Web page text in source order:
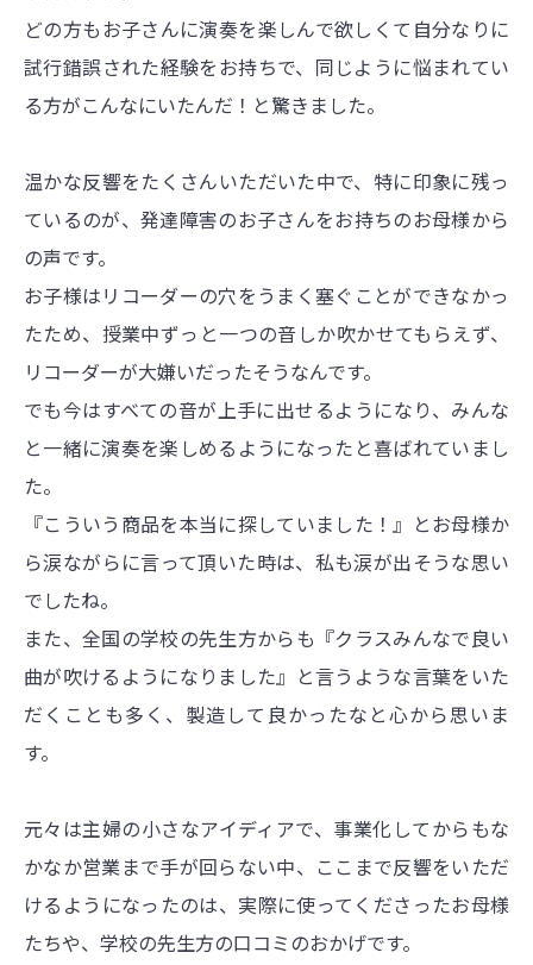
どの方もお子さんに演奏を楽しんで欲しくて自分なりに
試行錯誤された経験をお持ちで、同じように悩まれてい
る方がこんなにいたんだ！と驚きました。
温かな反響をたくさんいただいた中で、特に印象に残っ
ているのが、発達障害のお子さんをお持ちのお母様から
の声です。
お子様はリコーダーの穴をうまく塞ぐことができなかっ
たため、授業中ずっと一つの音しか吹かせてもらえず、
リコーダーが大嫌いだったそうなんです。
でも今はすべての音が上手に出せるようになり、みんな
と一緒に演奏を楽しめるようになったと喜ばれていまし
た。
『こういう商品を本当に探していました！』とお母様か
ら涙ながらに言って頂いた時は、私も涙が出そうな思い
でしたね。
また、全国の学校の先生方からも『クラスみんなで良い
曲が吹けるようになりました』と言うような言葉をいた
だくことも多く、製造して良かったなと心から思いま
す。
元々は主婦の小さなアイディアで、事業化してからもな
かなか営業まで手が回らない中、ここまで反響をいただ
けるようになったのは、実際に使ってくださったお母様
たちや、学校の先生方の口コミのおかげです。